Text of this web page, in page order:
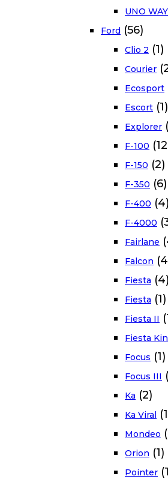
UNO WAY
Ford (56)
Clio 2 (1)
Courier
Ecosport
Escort (1)
Explorer
F-100
F-150 (2)
F-350 (6)
F-400 (4)
F-4000
Fairlane
Falcon
Fiesta (4)
Fiesta (1)
Fiesta II
Fiesta
Focus (1)
Focus III
Ka (2)
Ka Viral
Mondeo
Orion (1)
Pointer